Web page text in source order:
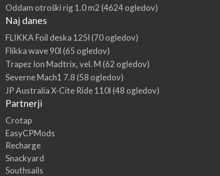
Oddam otroški rig 1.0 m2 (4624 ogledov)
Naj danes
FLIKKA Foil deska 125l (70 ogledov)
Flikka wave 90l (65 ogledov)
Trapez Ion Madtrix, vel. M (62 ogledov)
Severne Mach1 7.8 (58 ogledov)
JP Australia X-Cite Ride 110l (48 ogledov)
Partnerji
Crotap
EasyCPMods
Recharge
Snackyard
Southsails